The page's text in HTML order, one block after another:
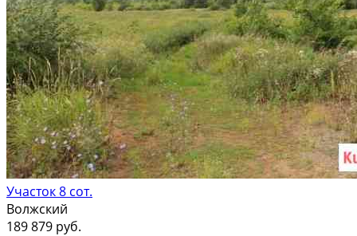
Участок 8 сот.
Волжский
189 879 руб.